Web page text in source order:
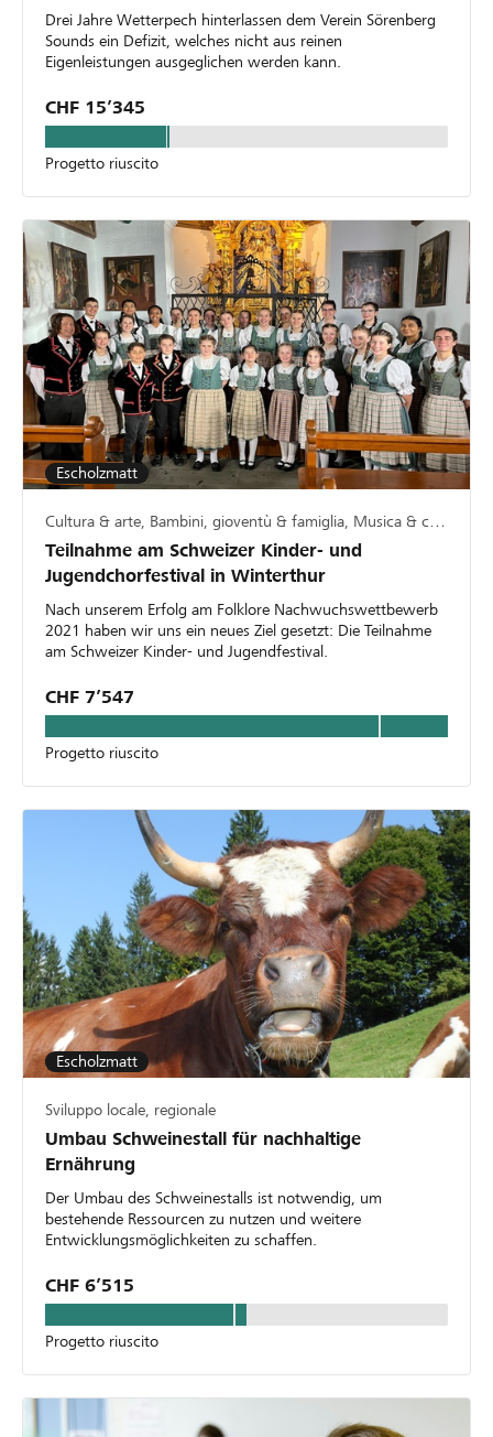
Drei Jahre Wetterpech hinterlassen dem Verein Sörenberg
Sounds ein Defizit, welches nicht aus reinen
Eigenleistungen ausgeglichen werden kann.
CHF 15’345
Progetto riuscito
Escholzmatt
Cultura & arte, Bambini, gioventù & famiglia, Musica & canto
Teilnahme am Schweizer Kinder- und
Jugendchorfestival in Winterthur
Nach unserem Erfolg am Folklore Nachwuchswettbewerb
2021 haben wir uns ein neues Ziel gesetzt: Die Teilnahme
am Schweizer Kinder- und Jugendfestival.
CHF 7’547
Progetto riuscito
Escholzmatt
Sviluppo locale, regionale
Umbau Schweinestall für nachhaltige
Ernährung
Der Umbau des Schweinestalls ist notwendig, um
bestehende Ressourcen zu nutzen und weitere
Entwicklungsmöglichkeiten zu schaffen.
CHF 6’515
Progetto riuscito